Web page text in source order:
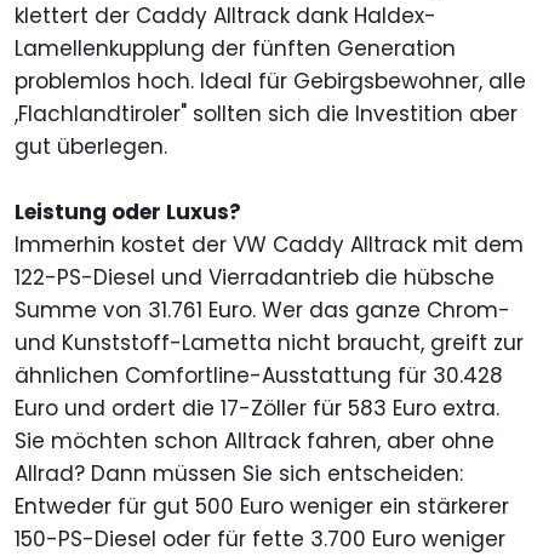
klettert der Caddy Alltrack dank Haldex-
Lamellenkupplung der fünften Generation
problemlos hoch. Ideal für Gebirgsbewohner, alle
,Flachlandtiroler" sollten sich die Investition aber
gut überlegen.
Leistung oder Luxus?
Immerhin kostet der VW Caddy Alltrack mit dem
122-PS-Diesel und Vierradantrieb die hübsche
Summe von 31.761 Euro. Wer das ganze Chrom-
und Kunststoff-Lametta nicht braucht, greift zur
ähnlichen Comfortline-Ausstattung für 30.428
Euro und ordert die 17-Zöller für 583 Euro extra.
Sie möchten schon Alltrack fahren, aber ohne
Allrad? Dann müssen Sie sich entscheiden:
Entweder für gut 500 Euro weniger ein stärkerer
150-PS-Diesel oder für fette 3.700 Euro weniger